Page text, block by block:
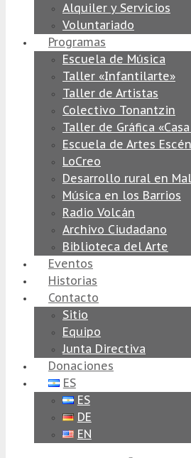
Alquiler y Servicios
Voluntariado
Programas
Escuela de Música
Taller «Infantilarte»
Taller de Artistas
Colectivo Tonantzin
Taller de Gráfica
Escuela de Artes
LoCreo
Desarrollo rural en
Música en los Barrios
Radio Volcán
Archivo Ciudadano
Biblioteca del Arte
Eventos
Historias
Contacto
Sitio
Equipo
Junta Directiva
Donaciones
ES
ES
DE
EN